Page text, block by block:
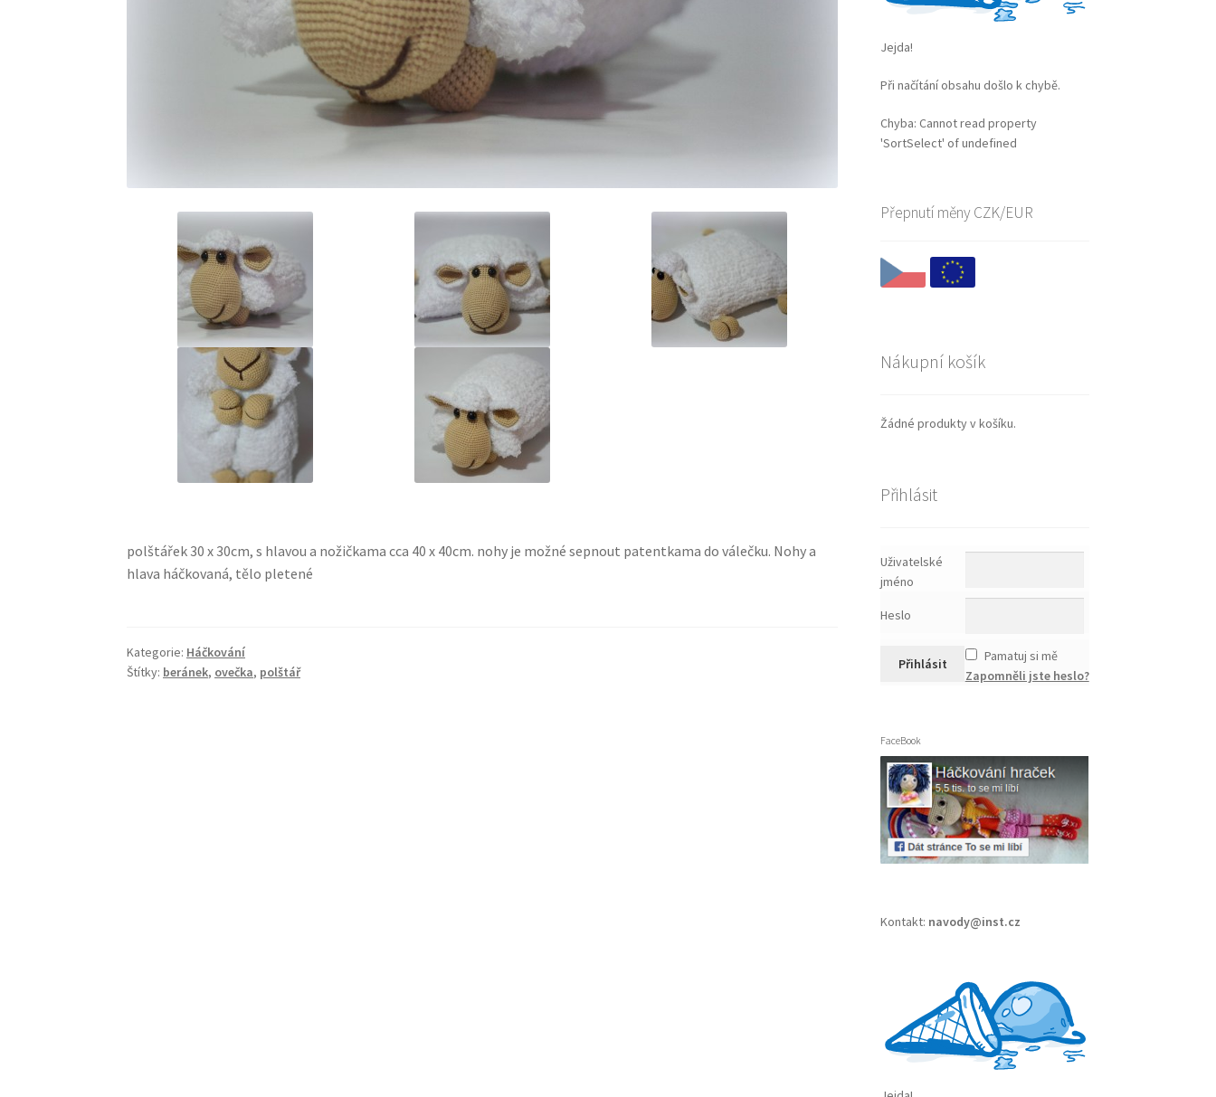
polštářek 30 x 30cm, s hlavou a nožičkama cca 40 x 40cm. nohy je možné sepnout patentkama do válečku. Nohy a
hlava háčkovaná, tělo pletené
Kategorie: Háčkování
Štítky: beránek, ovečka, polštář
Jejda!
Při načítání obsahu došlo k chybě.
Chyba: Cannot read property
'SortSelect' of undefined
Přepnutí měny CZK/EUR
Nákupní košík
Žádné produkty v košíku.
Přihlásit
Uživatelské
jméno
Heslo
Pamatuj si mě
Zapomněli jste heslo?
FaceBook
Kontakt: navody@inst.cz